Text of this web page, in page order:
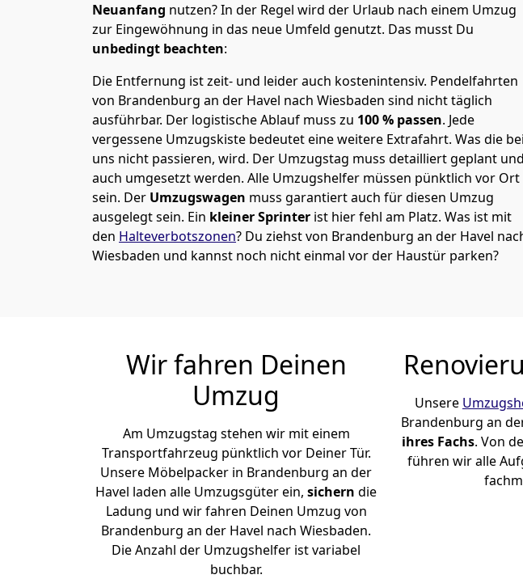
Neuanfang nutzen? In der Regel wird der Urlaub nach einem Umzug
zur Eingewöhnung in das neue Umfeld genutzt. Das musst Du
unbedingt beachten:
Die Entfernung ist zeit- und leider auch kostenintensiv. Pendelfahrten
von Brandenburg an der Havel nach Wiesbaden sind nicht täglich
ausführbar. Der logistische Ablauf muss zu 100 % passen. Jede
vergessene Umzugskiste bedeutet eine weitere Extrafahrt. Was die bei
uns nicht passieren, wird. Der Umzugstag muss detailliert geplant und
auch umgesetzt werden. Alle Umzugshelfer müssen pünktlich vor Ort
sein. Der Umzugswagen muss garantiert auch für diesen Umzug
ausgelegt sein. Ein kleiner Sprinter ist hier fehl am Platz. Was ist mit
den Halteverbotszonen? Du ziehst von Brandenburg an der Havel
Wiesbaden und kannst noch nicht einmal vor der Haustür parken?
Wir fahren Deinen
Umzug
Am Umzugstag stehen wir mit einem
Transportfahrzeug pünktlich vor Deiner Tür.
Unsere Möbelpacker in Brandenburg an der
Havel laden alle Umzugsgüter ein, sichern die
Ladung und wir fahren Deinen Umzug von
Brandenburg an der Havel nach Wiesbaden.
Die Anzahl der Umzugshelfer ist variabel
buchbar.
Unsere
Brandenburg an
ihres Fachs. Von
führen wir alle